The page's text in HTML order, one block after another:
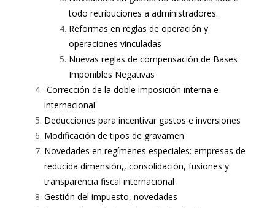
todo retribuciones a administradores.
Reformas en reglas de operación y
operaciones vinculadas
Nuevas reglas de compensación de Bases
Imponibles Negativas
Corrección de la doble imposición interna e
internacional
Deducciones para incentivar gastos e inversiones
Modificación de tipos de gravamen
Novedades en regímenes especiales: empresas de
reducida dimensión,, consolidación, fusiones y
transparencia fiscal internacional
Gestión del impuesto, novedades